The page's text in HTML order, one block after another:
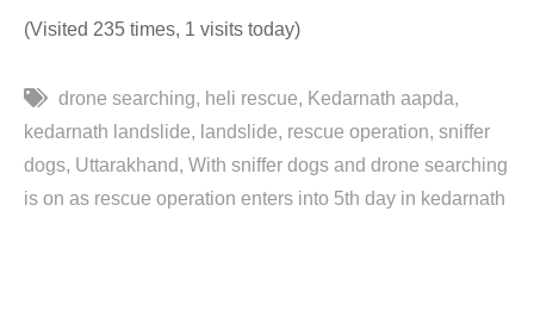
(Visited 235 times, 1 visits today)
drone searching heli rescue
Kedarnath aapda
kedarnath landslide
landslide rescue operation sniffer
dogs Uttarakhand With sniffer dogs and drone searching
is on as rescue operation enters into 5th day in kedarnath